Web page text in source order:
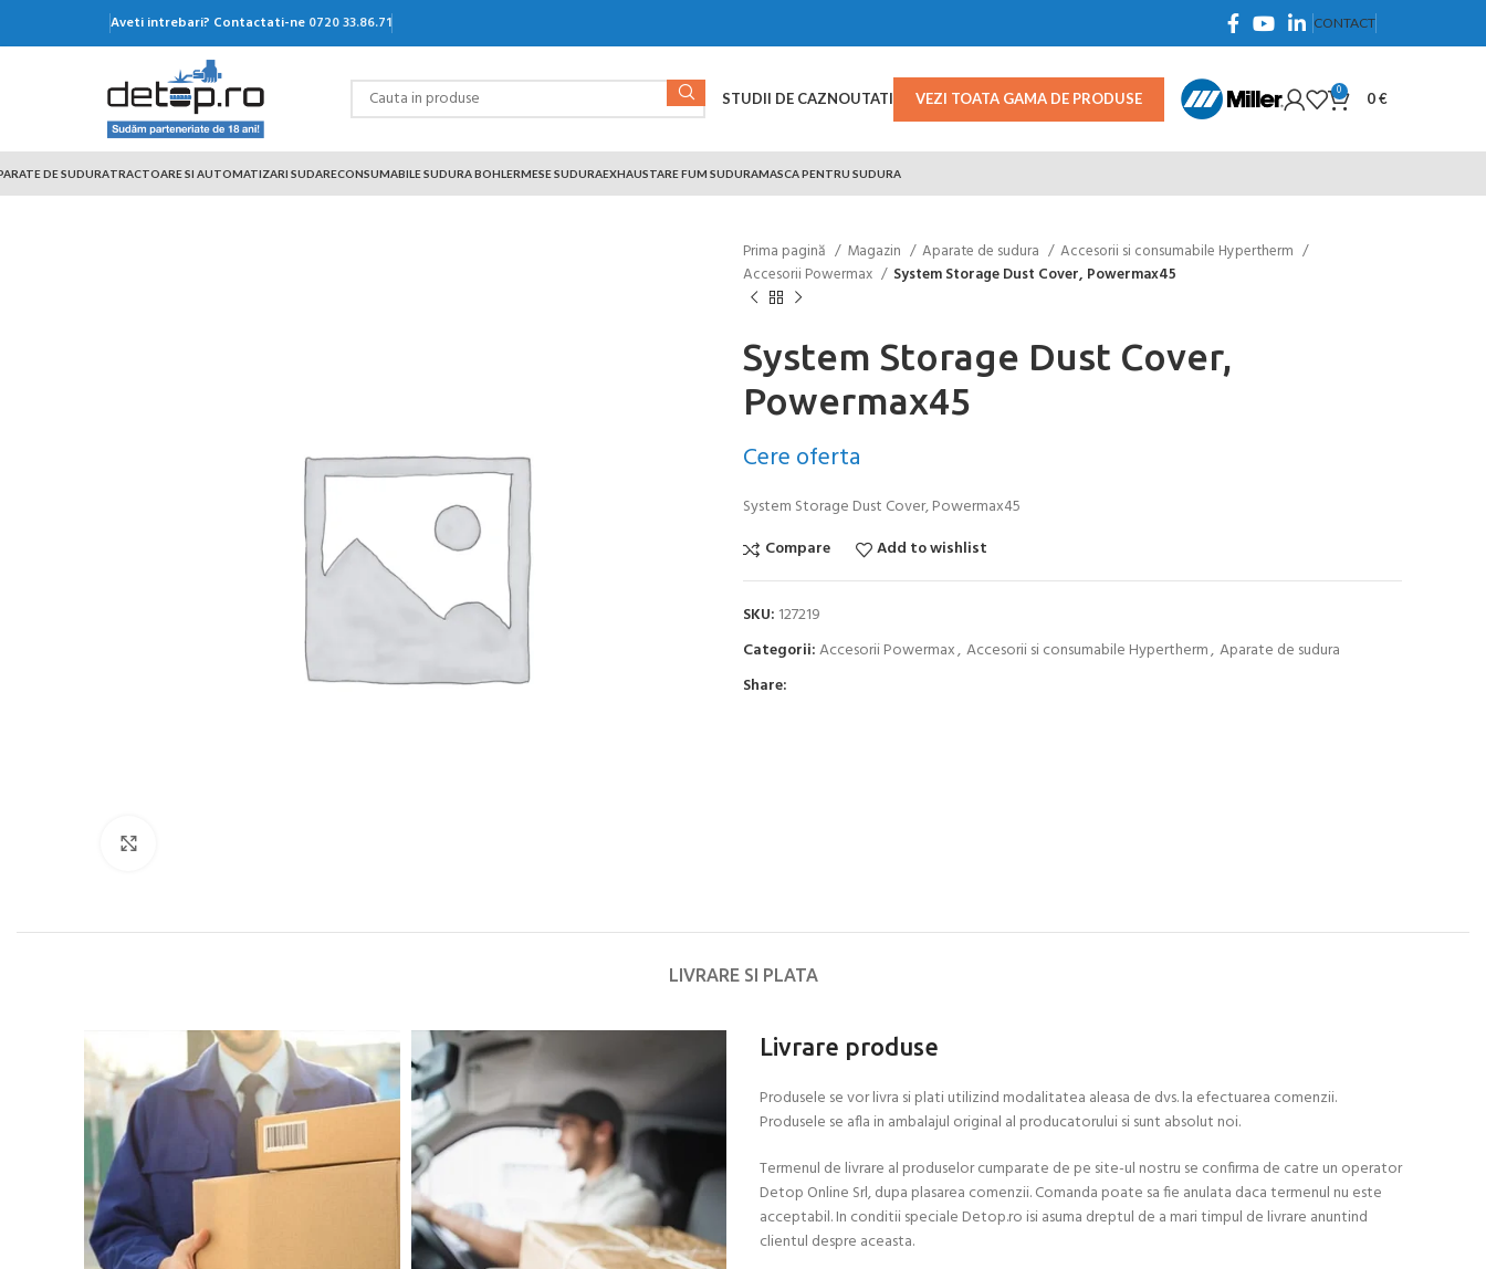
Aveti intrebari? Contactati-ne 0720 33.86.71 CONTACT
STUDII DE CAZNOUTATI VEZI TOATA GAMA DE PRODUSE 0 0 €
DE SUDURATRACTOARE SI AUTOMATIZARI SUDARECONSUMABILE SUDURA BOHLERMESE SUDURAEXHAUSTARE FUM SUDURAMASCA PENTRU SUDURA
Prima pagină Magazin Aparate de sudura
Accesorii si consumabile Hypertherm
Accesorii Powermax
System Storage Dust Cover, Powermax45
System Storage Dust Cover,
Powermax45
Cere oferta
System Storage Dust Cover, Powermax45
Compare
Add to wishlist
SKU: 127219
Categorii:Accesorii Powermax, Accesorii si consumabile Hypertherm, Aparate de sudura
Share:
LIVRARE SI PLATA
Livrare produse
Produsele se vor livra si plati utilizind modalitatea aleasa de dvs. la efectuarea comenzii.
Produsele se afla in ambalajul original al producatorului si sunt absolut noi.
Termenul de livrare al produselor cumparate de pe site-ul nostru se confirma de catre un operator
Detop Online Srl, dupa plasarea comenzii. Comanda poate sa fie anulata daca termenul nu este
acceptabil. In conditii speciale Detop.ro isi asuma dreptul de a mari timpul de livrare anuntind
clientul despre aceasta.